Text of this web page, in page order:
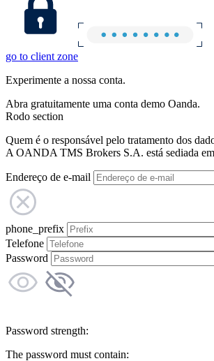
go to client zone
Experimente a nossa conta.
Abra gratuitamente uma conta demo Oanda.
Rodo section
Quem é o responsável pelo tratamento dos
A OANDA TMS Brokers S.A. está sediada
Endereço de e-mail
phone_prefix
Telefone
Password
Password strength:
The password must contain: